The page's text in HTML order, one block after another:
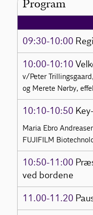
Program
09:30-10:00
10:00-10:10
v/Peter
og Merete Nørby,
10:10-10:50
Maria Ebro
FUJIFILM
10:50-11:00
ved bordene
11.00-11.20